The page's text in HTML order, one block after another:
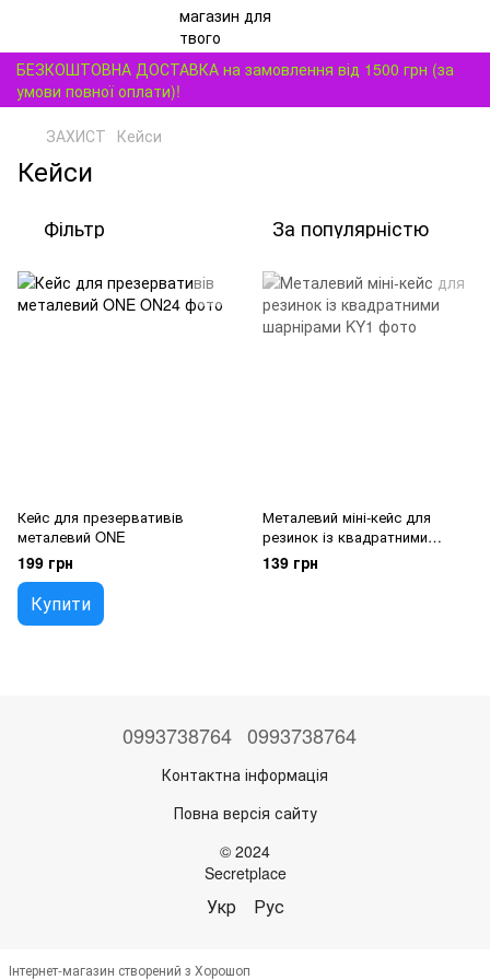
БЕЗКОШТОВНА ДОСТАВКА на замовлення від 1500 грн (за
умови повної оплати)!
ЗАХИСТ Кейси
Кейси
Фільтр За популярністю
Кейс для презервативів
металевий ONE
199 грн
Купити
Металевий міні-кейс для
резинок із квадратними
шарнірами
139 грн
0993738764 0993738764
Контактна інформація
Повна версія сайту
© 2024
Secretplace
Укр Рус
Інтернет-магазин створений з Хорошоп